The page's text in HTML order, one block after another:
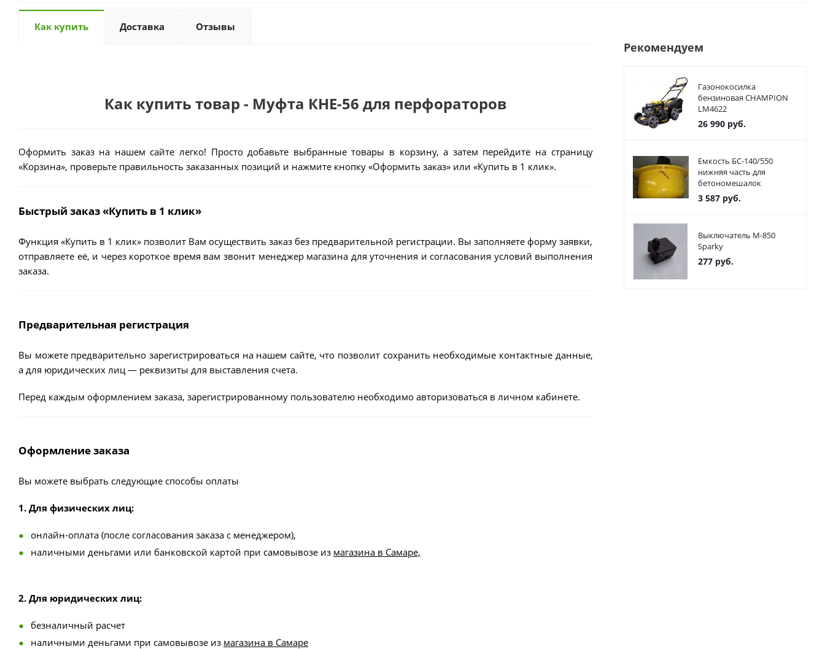
Как купить Доставка Отзывы
Как купить товар - Муфта КНЕ-56 для перфораторов
Оформить заказ на нашем сайте легко! Просто добавьте выбранные товары в корзину, а затем перейдите на страницу
«Корзина», проверьте правильность заказанных позиций и нажмите кнопку «Оформить заказ» или «Купить в 1 клик».
Быстрый заказ «Купить в 1 клик»
Функция «Купить в 1 клик» позволит Вам осуществить заказ без предварительной регистрации. Вы заполняете форму заявки,
отправляете её, и через короткое время вам звонит менеджер магазина для уточнения и согласования условий выполнения
заказа.
Предварительная регистрация
Вы можете предварительно зарегистрироваться на нашем сайте, что позволит сохранить необходимые контактные данные,
а для юридических лиц — реквизиты для выставления счета.
Перед каждым оформлением заказа, зарегистрированному пользователю необходимо авторизоваться в личном кабинете.
Оформление заказа
Вы можете выбрать следующие способы оплаты
1. Для физических лиц:
онлайн-оплата (после согласования заказа с менеджером),
наличными деньгами или банковской картой при самовывозе из магазина в Самаре,
2. Для юридических лиц:
безналичный расчет
наличными деньгами при самовывозе из магазина в Самаре
Рекомендуем
Газонокосилка
бензиновая CHAMPION
LM4622
26 990руб.
Емкость БС-140/550
нижняя часть для
бетономешалок
3 587руб.
Выключатель М-850
Sparky
277руб.